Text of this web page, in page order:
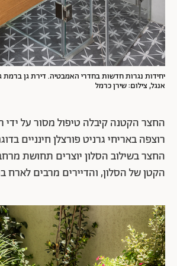
יחידות נגרות חדשות בחדרי האמבטיה. דירת גן ברמת
אנגל, צילום: שירן כרמל
החצר הקטנה קיבלה טיפול מסור על ידי
רוצפה באריחי גרניט פורצלן חינניים
החצר בשילוב הסלון יוצרים תחושת
הקטן של הסלון, והדיירים מרבים לארח